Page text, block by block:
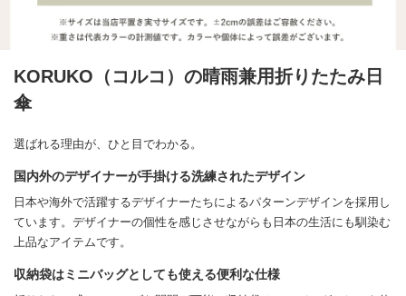
KORUKO（コルコ）の晴雨兼用折りたたみ日
傘
選ばれる理由が、ひと目でわかる。
国内外のデザイナーが手掛ける洗練されたデザイン
日本や海外で活躍するデザイナーたちによるパターンデザインを採用し
ています。デザイナーの個性を感じさせながらも日本の生活にも馴染む
上品なアイテムです。
収納袋はミニバッグとしても使える便利な仕様